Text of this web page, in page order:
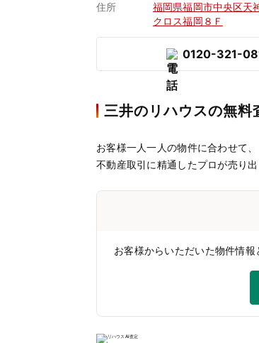
住所
福岡県福岡市中央区天
クロス福岡８Ｆ
0120-321-
三井のリハウスの無料
お客様一人一人の物件に合わせて、
不動産取引に精通したプロが売り
お客様からいただいた物件情